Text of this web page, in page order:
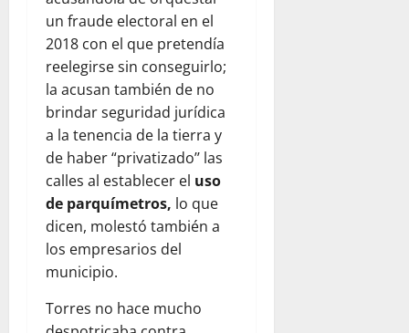
un fraude electoral en el
2018 con el que pretendía
reelegirse sin conseguirlo;
la acusan también de no
brindar seguridad jurídica
a la tenencia de la tierra y
de haber “privatizado’’ las
calles al establecer el uso
de parquímetros, lo que
dicen, molestó también a
los empresarios del
municipio.
Torres no hace mucho